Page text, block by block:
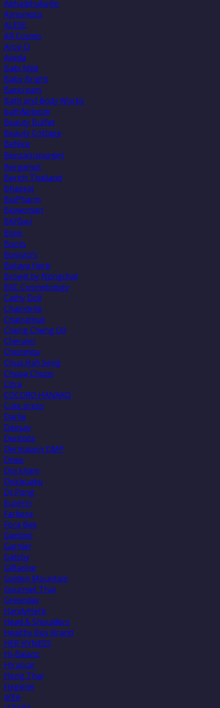
Abhaibhubejhr
Ajinomoto
ALESE
AR Cosmo
Aroy-D
Aveda
Babi Mild
Baby Bright
Bancream
Bath and Body Works
bath&bloom
Beauty Buffet
Beauty Cottage
BeNice
Benzac(เบนเเซค)
Bergamot
Berich Thailand
Bhaesaj
BioPharm
Biowoman
BK(บีเค)
Blink
Boots
Bosisto’s
Botaya Herb
Browit by Nongchat
BSC Cosmetology
Cathy Doll
Chaindrite
Chatramue
Cheng Cheng Oil
Cheraim
Chomnita
Chua Hah Seng
Chupa Chups
Citra
COCORO HANAKO
Cute press
Darlie
Deesay
Dentiste
Dermapon DMP
Dnee
Doi kham
Dokbuaku
Dr.Pong
Eucerin
Farbera
Fora Bee
Gambol
Garnier
Gatsby
Giffarine
Golden Mountain
Gourmet Thai
Greenday
HandyHerb
Head & Shoulders
Healthy Boy Brand
HER HYNESS
Hi-Balanz
Hiruscar
Hong Thai
Hygiene
IKEA